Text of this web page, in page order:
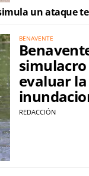
un ataque
BENAVENTE
evaluar
REDACCIÓN